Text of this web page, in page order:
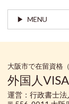
MENU
大阪市で在留資格
外国人
運営：行政書士